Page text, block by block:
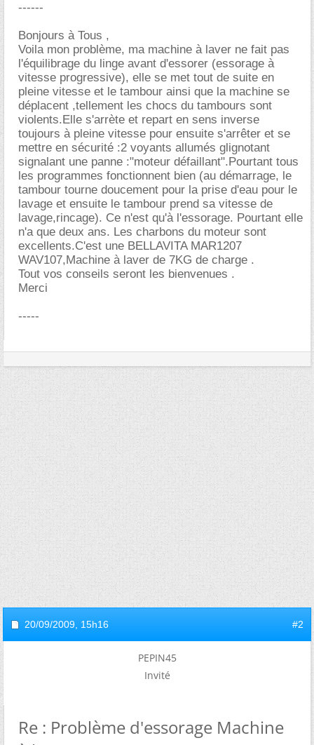
------
Bonjours à Tous ,
Voila mon problème, ma machine à laver ne fait pas
l'équilibrage du linge avant d'essorer (essorage à
vitesse progressive), elle se met tout de suite en
pleine vitesse et le tambour ainsi que la machine se
déplacent ,tellement les chocs du tambours sont
violents.Elle s'arrète et repart en sens inverse
toujours à pleine vitesse pour ensuite s'arrêter et se
mettre en sécurité :2 voyants allumés glignotant
signalant une panne :"moteur défaillant".Pourtant tous
les programmes fonctionnent bien (au démarrage, le
tambour tourne doucement pour la prise d'eau pour le
lavage et ensuite le tambour prend sa vitesse de
lavage,rincage). Ce n'est qu'à l'essorage. Pourtant elle
n'a que deux ans. Les charbons du moteur sont
excellents.C'est une BELLAVITA MAR1207
WAV107,Machine à laver de 7KG de charge .
Tout vos conseils seront les bienvenues .
Merci
-----
20/09/2009, 15h16 #2
PEPIN45
Invité
Re : Problème d'essorage Machine